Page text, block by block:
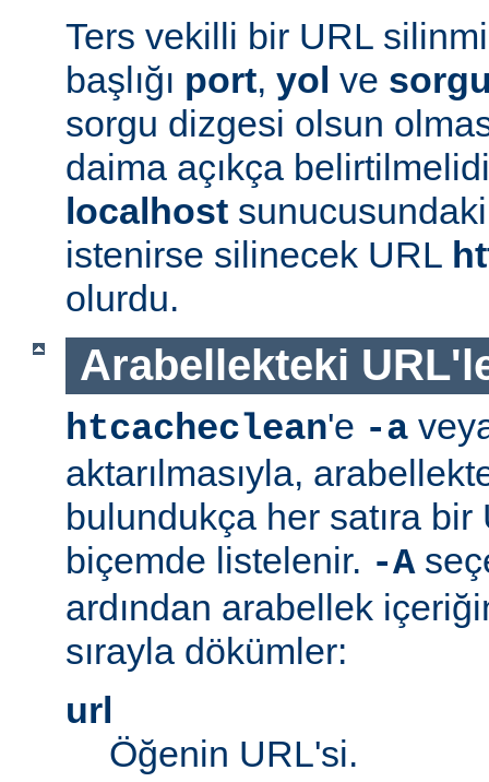
Ters vekilli bir URL
başlığı port, yol ve
sorgu dizgesi olsun
daima açıkça
localhost
istenirse silinecek URL
olurdu.
Arabellekteki
htcacheclean'e -a
aktarılmasıyla,
bulundukça her satıra
biçemde listelenir. -A
ardından arabellek
sırayla dökümler:
url
Öğenin URL'si.